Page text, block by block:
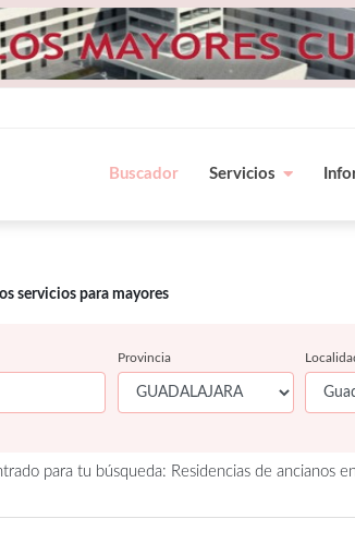
Buscador Servicios
servicios para mayores
Provincia
para tu búsqueda: Residencias de ancianos